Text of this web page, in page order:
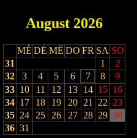
August 2026
MÉ DË MË DO FR SA SO
31
1
2
32
3 4 5 6 7 8
9
33 10 11 12 13 14 15 16
34 17 18 19 20 21 22 23
35 24 25 26 27 28 29 30
36 31